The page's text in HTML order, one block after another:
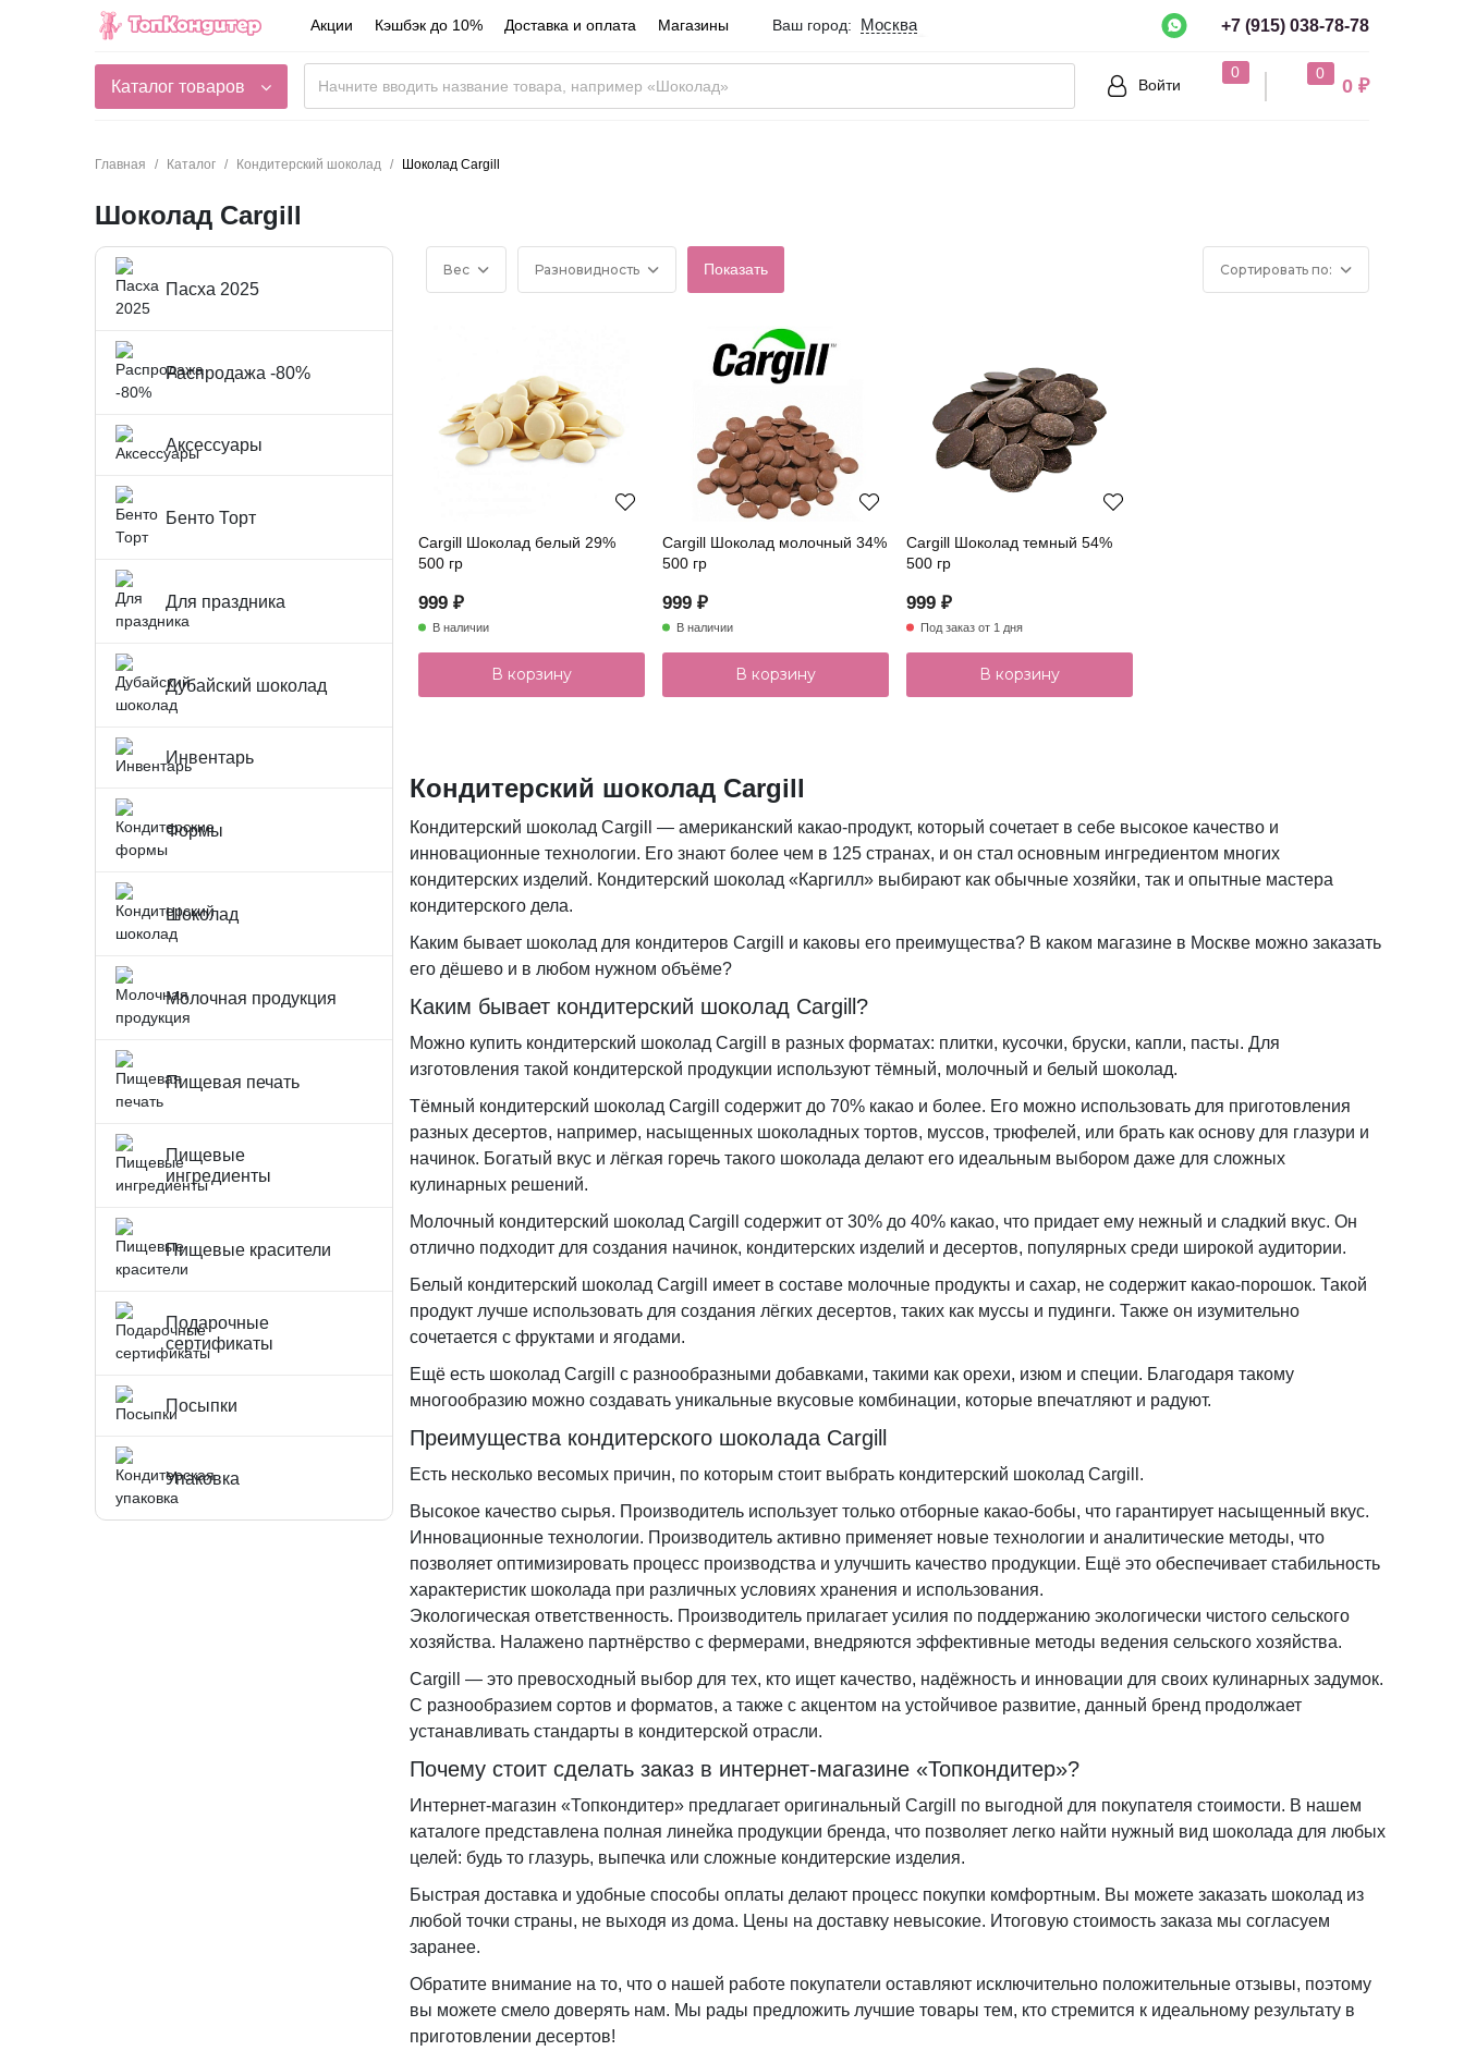
Акции Кэшбэк до 10% Доставка и оплата Магазины Ваш город: Москва
Город определен верно?
Россия
+7 (915) 038-78-78
Каталог товаров Войти
0 0
0 ₽
Главная Каталог Кондитерский шоколад Шоколад Cargill
Шоколад Cargill
Пасха 2025
Распродажа -80%
Аксессуары
Бенто Торт
Для праздника
Дубайский шоколад
Инвентарь
Формы
Шоколад
Молочная продукция
Пищевая печать
Пищевые
ингредиенты
Пищевые красители
Подарочные
сертификаты
Посыпки
Упаковка
Вес Разновидность Сортировать по:
Cargill Шоколад белый 29%
500 гр
999 ₽
В наличии
В корзину
Cargill Шоколад молочный 34%
500 гр
999 ₽
В наличии
В корзину
Cargill Шоколад темный 54%
500 гр
999 ₽
Под заказ от 1 дня
В корзину
Кондитерский шоколад Cargill
Кондитерский шоколад Cargill — американский какао-продукт, который сочетает в себе высокое качество и
инновационные технологии. Его знают более чем в 125 странах, и он стал основным ингредиентом многих
кондитерских изделий. Кондитерский шоколад «Каргилл» выбирают как обычные хозяйки, так и опытные мастера
кондитерского дела.
Каким бывает шоколад для кондитеров Cargill и каковы его преимущества? В каком магазине в Москве можно заказать
его дёшево и в любом нужном объёме?
Каким бывает кондитерский шоколад Cargill?
Можно купить кондитерский шоколад Cargill в разных форматах: плитки, кусочки, бруски, капли, пасты. Для
изготовления такой кондитерской продукции используют тёмный, молочный и белый шоколад.
Тёмный кондитерский шоколад Cargill содержит до 70% какао и более. Его можно использовать для приготовления
разных десертов, например, насыщенных шоколадных тортов, муссов, трюфелей, или брать как основу для глазури и
начинок. Богатый вкус и лёгкая горечь такого шоколада делают его идеальным выбором даже для сложных
кулинарных решений.
Молочный кондитерский шоколад Cargill содержит от 30% до 40% какао, что придает ему нежный и сладкий вкус. Он
отлично подходит для создания начинок, кондитерских изделий и десертов, популярных среди широкой аудитории.
Белый кондитерский шоколад Cargill имеет в составе молочные продукты и сахар, не содержит какао-порошок. Такой
продукт лучше использовать для создания лёгких десертов, таких как муссы и пудинги. Также он изумительно
сочетается с фруктами и ягодами.
Ещё есть шоколад Cargill с разнообразными добавками, такими как орехи, изюм и специи. Благодаря такому
многообразию можно создавать уникальные вкусовые комбинации, которые впечатляют и радуют.
Преимущества кондитерского шоколада Cargill
Есть несколько весомых причин, по которым стоит выбрать кондитерский шоколад Cargill.
Высокое качество сырья. Производитель использует только отборные какао-бобы, что гарантирует насыщенный вкус.
Инновационные технологии. Производитель активно применяет новые технологии и аналитические методы, что
позволяет оптимизировать процесс производства и улучшить качество продукции. Ещё это обеспечивает стабильность
характеристик шоколада при различных условиях хранения и использования.
Экологическая ответственность. Производитель прилагает усилия по поддержанию экологически чистого сельского
хозяйства. Налажено партнёрство с фермерами, внедряются эффективные методы ведения сельского хозяйства.
Cargill — это превосходный выбор для тех, кто ищет качество, надёжность и инновации для своих кулинарных задумок.
С разнообразием сортов и форматов, а также с акцентом на устойчивое развитие, данный бренд продолжает
устанавливать стандарты в кондитерской отрасли.
Почему стоит сделать заказ в интернет-магазине «Топкондитер»?
Интернет-магазин «Топкондитер» предлагает оригинальный Cargill по выгодной для покупателя стоимости. В нашем
каталоге представлена полная линейка продукции бренда, что позволяет легко найти нужный вид шоколада для любых
целей: будь то глазурь, выпечка или сложные кондитерские изделия.
Быстрая доставка и удобные способы оплаты делают процесс покупки комфортным. Вы можете заказать шоколад из
любой точки страны, не выходя из дома. Цены на доставку невысокие. Итоговую стоимость заказа мы согласуем
заранее.
Обратите внимание на то, что о нашей работе покупатели оставляют исключительно положительные отзывы, поэтому
вы можете смело доверять нам. Мы рады предложить лучшие товары тем, кто стремится к идеальному результату в
приготовлении десертов!